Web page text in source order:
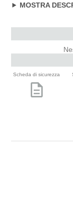
MOSTRA
Scheda di sicurezza
description